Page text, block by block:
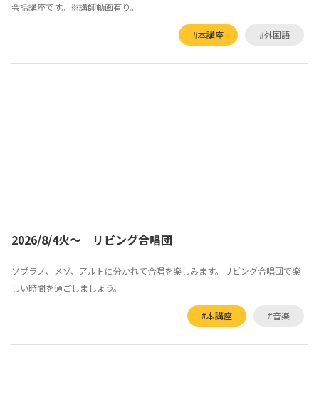
会話講座です。※講師動画有り。
#本講座 #外国語
2026/8/4火～ リビング合唱団
ソプラノ、メゾ、アルトに分かれて合唱を楽しみます。リビング合唱団で楽
しい時間を過ごしましょう。
#本講座 #音楽